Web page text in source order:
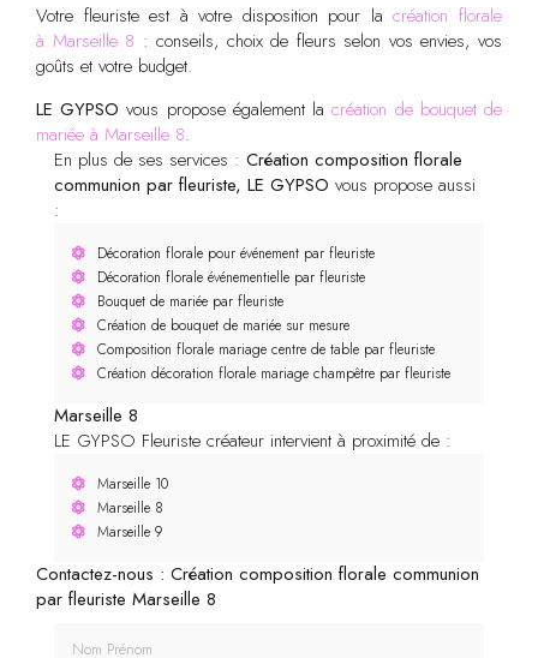
Votre fleuriste est à votre disposition pour lacréation florale
à Marseille 8 : conseils, choix de fleurs selon vos envies, vos
goûts et votre budget.
LE GYPSO vous propose également lacréation de bouquet de
mariée à Marseille 8.
En plus de ses services : Création composition florale
communion par fleuriste, LE GYPSO vous propose aussi
:
Décoration florale pour événement par fleuriste
Décoration florale événementielle par fleuriste
Bouquet de mariée par fleuriste
Création de bouquet de mariée sur mesure
Composition florale mariage centre de table par fleuriste
Création décoration florale mariage champêtre par fleuriste
Marseille 8
LE GYPSO Fleuriste créateur intervient à proximité de :
Marseille 10
Marseille 8
Marseille 9
Contactez-nous : Création composition florale communion
par fleuriste Marseille 8